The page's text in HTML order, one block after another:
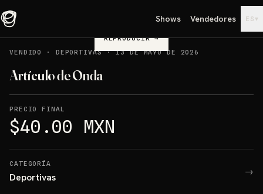
Shows Vendedores ES ▾
REPRODUCIR→
VENDIDO
· DEPORTIVAS·13 DE MAYO DE 2026
Artículo de Onda
PRECIO FINAL
$40.00 MXN
CATEGORÍA
Deportivas →